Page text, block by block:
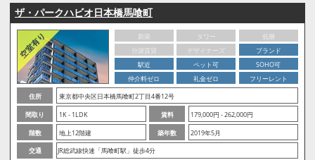
ザ・パークハビオ日本橋馬喰町
新築 タワー
低層
分譲賃貸
デザイナーズ
ブランド
駅近
ペット可
SOHO可
仲介料ゼロ
礼金ゼロ
フリーレント
住所
東京都中央区日本橋馬喰町2丁目4番12号
間取り
1K - 1LDK 賃料
179,000円 - 262,000円
階数
地上12階建 築年数
2019年5月
交通
JR総武線快速「馬喰町駅」徒歩4分